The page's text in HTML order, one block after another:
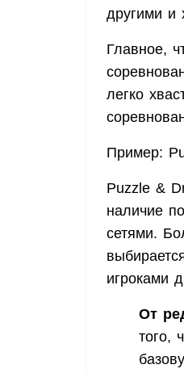
другими и
Главное,
легко
Пример:
Puzzle &
наличие
сетями.
игроками
От
того,